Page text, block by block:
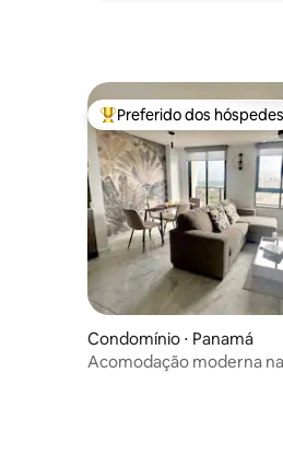
Entre os melhores
Preferido dos hóspedes
Condomínio ⋅ Panamá
Acomodação moderna